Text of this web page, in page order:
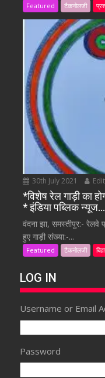
Featured टैकनोलजी
30th July 2021
*विशेष रेल गाड़ी का
* इंडिया पब्लिक न्यूज…
वंदना झा, समस्तीपुर:- रेलवे
हुए गाड़ी संख्या:-...
Featured टैकनोलजी
LOG IN
Username or Email
Password